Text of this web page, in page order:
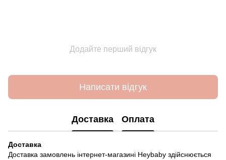
Додайте перший відгук
Написати відгук
Доставка Оплата
Доставка
Доставка замовлень інтернет-магазині Heybaby здійснюється